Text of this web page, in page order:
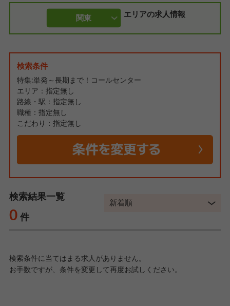
関東 エリアの求人情報
検索条件
特集:単発～長期まで！コールセンター
エリア：指定無し
路線・駅：指定無し
職種：指定無し
こだわり：指定無し
検索結果一覧
0 件
検索条件に当てはまる求人がありません。
お手数ですが、条件を変更して再度お試しください。